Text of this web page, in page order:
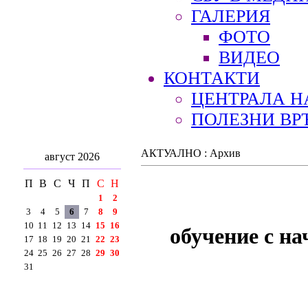
ГАЛЕРИЯ
ФОТО
ВИДЕО
КОНТАКТИ
ЦЕНТРАЛА
ПОЛЕЗНИ
август 2026
П В С Ч П С Н
1
2
3
4 5 6 7 8
9
10 11 12 13 14 15 16
17 18 19 20 21 22 23
24 25 26 27 28 29 30
31
АКТУАЛНО : Архив
обучение с